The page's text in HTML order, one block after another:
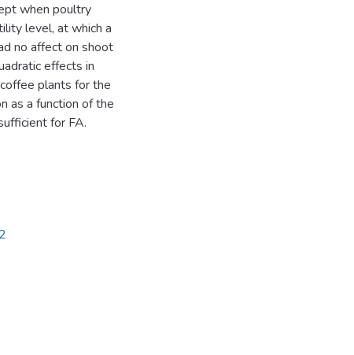
when poultry
level, at which a
no affect on shoot
effects in
plants for the
as a function of the
for FA.